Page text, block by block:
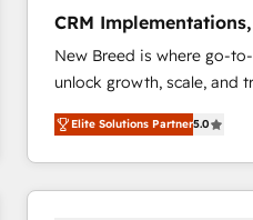
2️⃣ AIエージェント組織構築 営業・マーケティング業務
の一部をAIが自律実行する
Breeze・Claude等を
運用ルール・成果指標まで含め
DX × AI推進のPMO伴走支援
革を、構想から実装・定着
定の代行ではなく、設計の
CRM
Demand Gen
New Breed is where go-
unlock growth, scale, and
companies activate
customer platform and
Loop Marketing
services, smart agents,
Elite Solutions Partner5.0